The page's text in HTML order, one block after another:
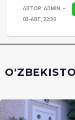
АВТОР: ADMIN
03-АВГ, 22:30